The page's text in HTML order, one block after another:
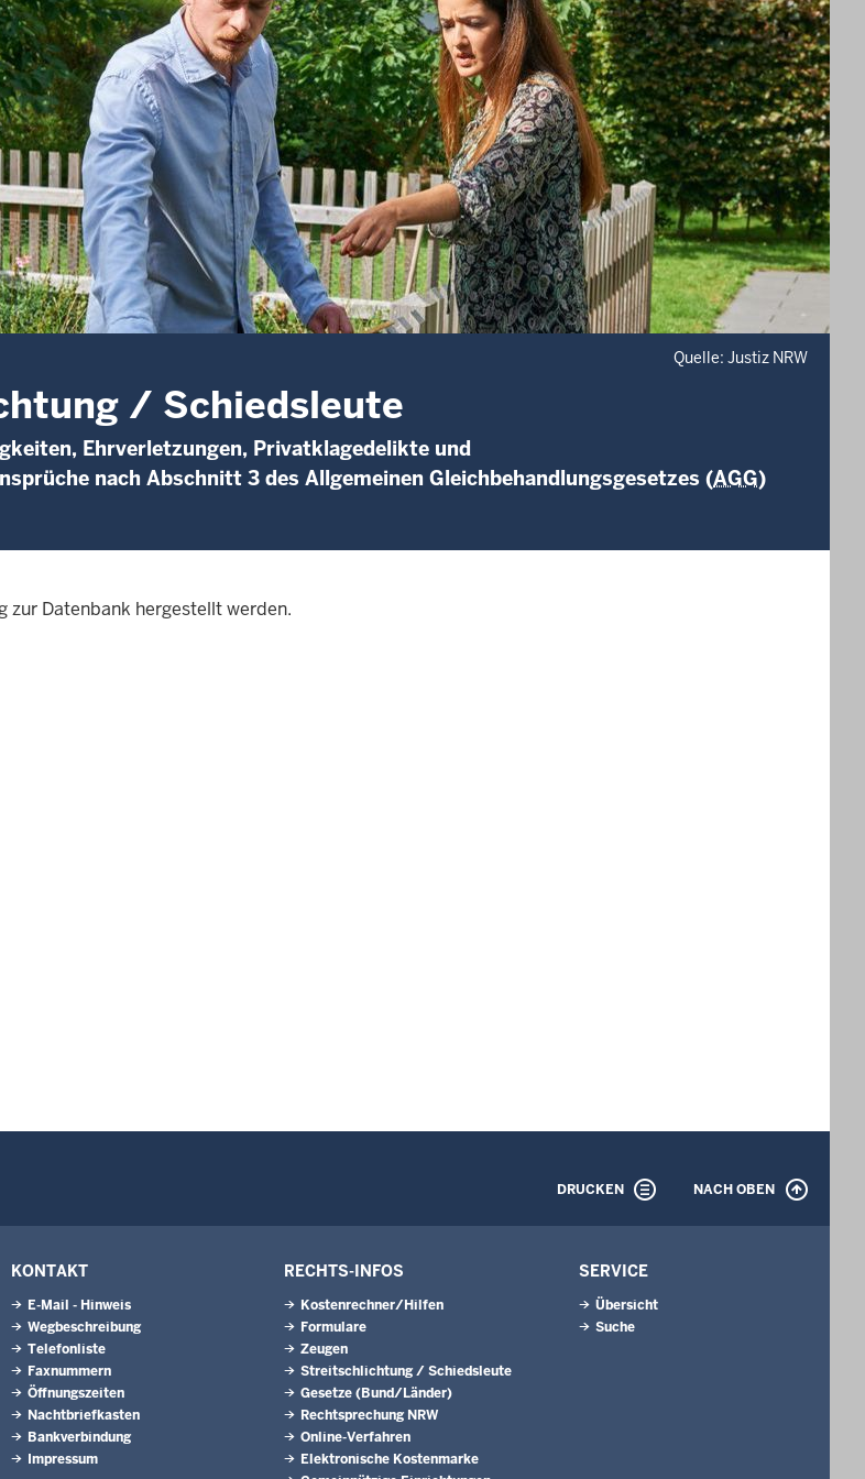
Quelle: Justiz NRW
/ Schiedsleute
Ehrverletzungen, Privatklagedelikte und
nach Abschnitt 3 des Allgemeinen Gleichbehandlungsgesetzes (AGG)
zur Datenbank hergestellt werden.
DRUCKEN NACH OBEN
KONTAKT
E-Mail - Hinweis
Wegbeschreibung
Telefonliste
Faxnummern
Öffnungszeiten
Nachtbriefkasten
Bankverbindung
Impressum
RECHTS-INFOS
Kostenrechner/Hilfen
Formulare
Zeugen
Streitschlichtung / Schiedsleute
Gesetze (Bund/Länder)
Rechtsprechung NRW
Online-Verfahren
Elektronische Kostenmarke
SERVICE
Übersicht
Suche